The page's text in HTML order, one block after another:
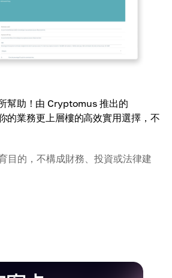
幫助！由 Cryptomus 推出的
的業務更上層樓的高效實用選擇，不
目的，不構成財務、投資或法律建